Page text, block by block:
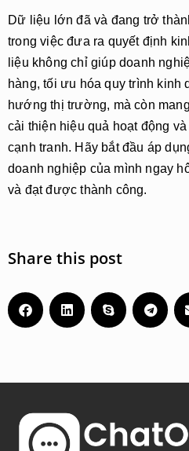
Dữ liệu lớn đã và đang trở
trong việc đưa ra quyết định
liệu không chỉ giúp doanh
hàng, tối ưu hóa quy trình kinh
hướng thị trường, mà còn
cải thiện hiệu quả hoạt động
cạnh tranh. Hãy bắt đầu áp
doanh nghiệp của mình ngay
và đạt được thành công.
Share this post